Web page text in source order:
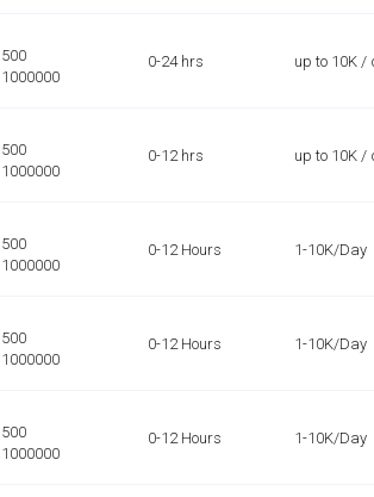
500
1000000
0-24 hrs up to 10K /
500
1000000
0-12 hrs up to 10K /
500
1000000
0-12 Hours 1-10K/Day
500
1000000
0-12 Hours 1-10K/Day
500
1000000
0-12 Hours 1-10K/Day